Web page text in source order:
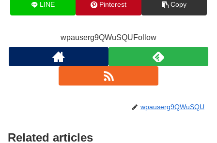
LINE Pinterest Copy
wpauserg9QWuSQUFollow
wpauserg9QWuSQU
Related articles